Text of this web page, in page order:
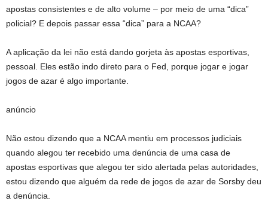
apostas consistentes e de alto volume – por meio de uma “dica”
policial? E depois passar essa “dica” para a NCAA?
A aplicação da lei não está dando gorjeta às apostas esportivas,
pessoal. Eles estão indo direto para o Fed, porque jogar e jogar
jogos de azar é algo importante.
anúncio
Não estou dizendo que a NCAA mentiu em processos judiciais
quando alegou ter recebido uma denúncia de uma casa de
apostas esportivas que alegou ter sido alertada pelas autoridades,
estou dizendo que alguém da rede de jogos de azar de Sorsby deu
a denúncia.